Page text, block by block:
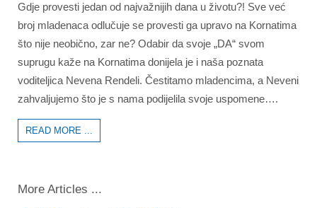
Gdje provesti jedan od najvažnijih dana u životu?! Sve već
broj mladenaca odlučuje se provesti ga upravo na Kornatima
što nije neobično, zar ne? Odabir da svoje „DA“ svom
suprugu kaže na Kornatima donijela je i naša poznata
voditeljica Nevena Rendeli. Čestitamo mladencima, a Neveni
zahvaljujemo što je s nama podijelila svoje uspomene….
READ MORE ...
More Articles ...